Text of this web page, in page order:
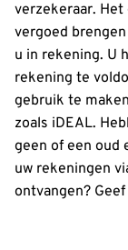
verzekeraar.
vergoed
u in rekening. U
rekening te
gebruik te
zoals iDEAL.
geen of een oud
uw rekeningen
ontvangen?